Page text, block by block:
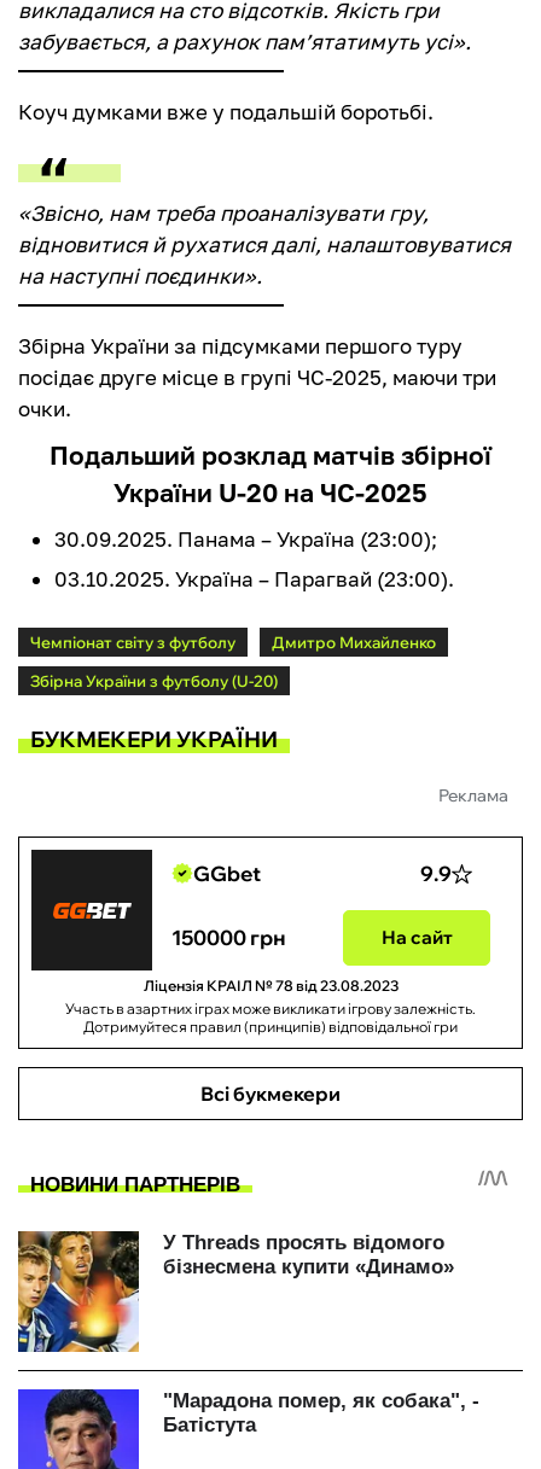
викладалися на сто відсотків. Якість гри
забувається, а рахунок пам’ятатимуть усі».
Коуч думками вже у подальшій боротьбі.
«Звісно, нам треба проаналізувати гру,
відновитися й рухатися далі, налаштовуватися
на наступні поєдинки».
Збірна України за підсумками першого туру
посідає друге місце в групі ЧС-2025, маючи три
очки.
Подальший розклад матчів збірної
України U-20 на ЧС-2025
30.09.2025. Панама – Україна (23:00);
03.10.2025. Україна – Парагвай (23:00).
Чемпіонат світу з футболу
Дмитро Михайленко
Збірна України з футболу (U-20)
БУКМЕКЕРИ УКРАЇНИ
Реклама
GGbet 9.9
150000 грн На сайт
Ліцензія КРАІЛ № 78 від 23.08.2023
Участь в азартних іграх може викликати ігрову залежність.
Дотримуйтеся правил (принципів) відповідальної гри
Всі букмекери